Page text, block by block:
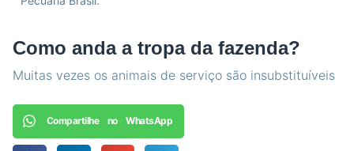
Como anda a tropa da fazenda?
Muitas vezes os animais de serviço são insubstituíveis
Compartilhe no WhatsApp